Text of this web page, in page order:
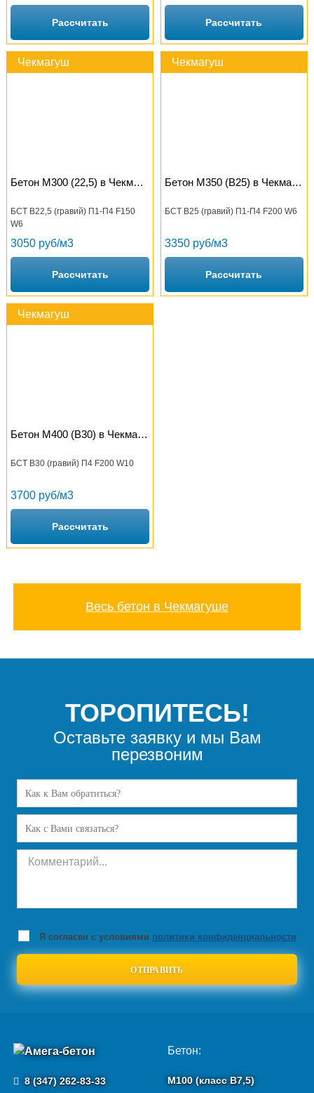
Рассчитать Рассчитать
Чекмагуш
Бетон М300 (22,5) в Чекмагуше
БСТ В22,5 (гравий) П1-П4 F150
W6
3050 руб/м3
Рассчитать
Чекмагуш
Бетон М350 (B25) в Чекмагуше
БСТ В25 (гравий) П1-П4 F200 W6
3350 руб/м3
Рассчитать
Чекмагуш
Бетон М400 (B30) в Чекмагуше
БСТ В30 (гравий) П4 F200 W10
3700 руб/м3
Рассчитать
Весь бетон в Чекмагуше
ТОРОПИТЕСЬ!
Оставьте заявку и мы Вам
перезвоним
Я согласен с условиями политики конфиденциальности
8 (347) 262-83-33
Бетон:
М100 (класс B7,5)